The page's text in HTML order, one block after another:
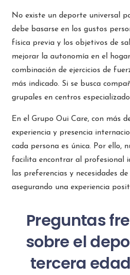
No existe un deporte universal
debe basarse en los gustos
física previa y los objetivos de
mejorar la autonomía en el
combinación de ejercicios de
más indicado. Si se busca
grupales en centros
En el Grupo Oui Care, con más
experiencia y presencia
cada persona es única. Por ello,
facilita encontrar al profesional
las preferencias y necesidades
asegurando una experiencia
Preguntas
sobre el
tercera